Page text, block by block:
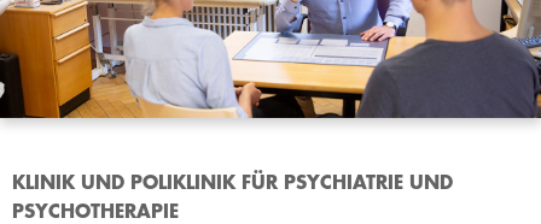
KLINIK UND POLIKLINIK FÜR PSYCHIATRIE UND
PSYCHOTHERAPIE